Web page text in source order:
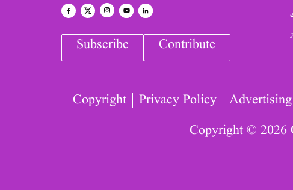
Subscribe Contribute
Copyright Privacy Policy Advertising
Copyright © 2026